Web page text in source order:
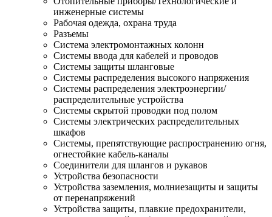
инженерные системы
Рабочая одежда, охрана труда
Разъемы
Система электромонтажных колонн
Системы ввода для кабелей и проводов
Системы защиты шланговые
Системы распределения высокого напряжения
Системы распределения электроэнергии/
распределительные устройства
Системы скрытой проводки под полом
Системы электрических распределительных
шкафов
Системы, препятствующие распространению огня,
огнестойкие кабель-каналы
Соединители для шлангов и рукавов
Устройства безопасности
Устройства заземления, молниезащиты и защиты
от перенапряжений
Устройства защиты, плавкие предохранители,